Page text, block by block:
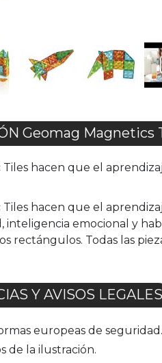
Geomag Magnetics
Tiles hacen que el
Tiles hacen que el
inteligencia emocional y
rectángulos. Todas las
Y AVISOS LEGALES
europeas de
de la ilustración.